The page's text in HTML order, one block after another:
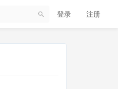
登录 注册